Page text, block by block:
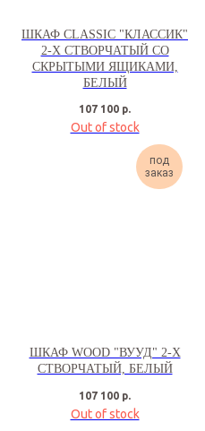
ШКАФ CLASSIC "КЛАССИК"
2-Х СТВОРЧАТЫЙ СО
СКРЫТЫМИ ЯЩИКАМИ,
БЕЛЫЙ
107 100 р.
Out of stock
под
заказ
ШКАФ WOOD "ВУУД" 2-Х
СТВОРЧАТЫЙ, БЕЛЫЙ
107 100 р.
Out of stock